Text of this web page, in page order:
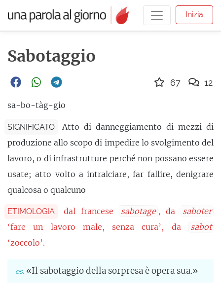
Inizia
Sabotaggio
sa-bo-tàg-gio
SIGNIFICATO
Atto di danneggiamento di mezzi di
produzione allo scopo di impedire lo svolgimento del
lavoro, o di infrastrutture perché non possano essere
usate; atto volto a intralciare, far fallire, denigrare
qualcosa o qualcuno
ETIMOLOGIA dal francese sabotage , da
saboter
‘fare un lavoro male, senza cura’, da
sabot
‘zoccolo’.
«Il sabotaggio della sorpresa è opera sua.»
67 12